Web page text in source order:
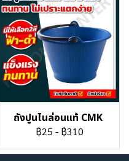
ถังปูนไนล่อนแท้ CMK
฿25 - ฿310